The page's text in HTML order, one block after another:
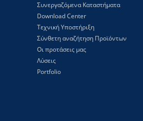
Συνεργαζόμενα Καταστήματα
Download Center
Τεχνική Υποστήριξη
Σύνθετη αναζήτηση Προϊόντων
Οι προτάσεις μας
Λύσεις
Portfolio